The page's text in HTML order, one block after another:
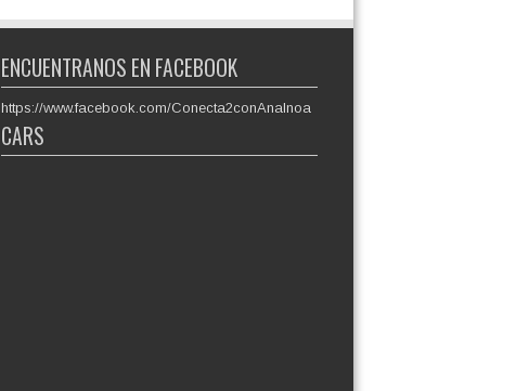
ENCUENTRANOS EN FACEBOOK
https://www.facebook.com/Conecta2conAnaInoa
CARS